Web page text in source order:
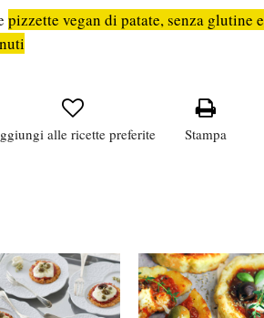
pizzette vegan di patate, senza glutine e
alle ricette preferite Stampa